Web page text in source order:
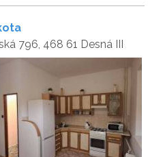
796, 468 61 Desná III